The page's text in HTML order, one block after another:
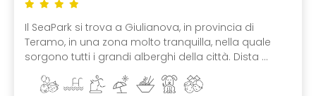
Il SeaPark si trova a Giulianova, in provincia di
Teramo, in una zona molto tranquilla, nella quale
sorgono tutti i grandi alberghi della città. Dista ...